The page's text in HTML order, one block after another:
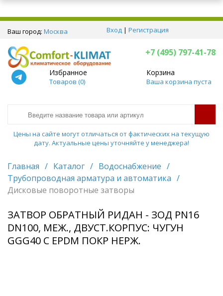
Ваш город: Москва Вход | Регистрация
+7 (495) 797-41-78
Избранное
Товаров (0)
Корзина
Ваша корзина пуста
Цены на сайте могут отличаться от фактических на текущую
дату. Актуальные цены уточняйте у менеджера!
Главная / Каталог / Водоснабжение /
Трубопроводная арматура и автоматика /
Дисковые поворотные затворы
ЗАТВОР ОБРАТНЫЙ РИДАН - ЗОД PN16
DN100, МЕЖ., ДВУСТ.КОРПУС: ЧУГУН
GGG40 C EPDM ПОКР НЕРЖ.